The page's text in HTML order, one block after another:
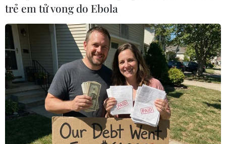
trẻ em tử vong do Ebola